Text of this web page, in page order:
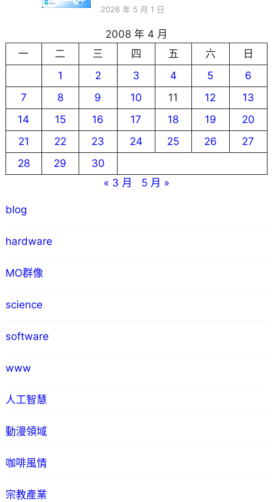
2026 年 5 月 1 日
2008 年 4 月
一
二 三 四 五 六
日
1
2 3 4 5
6
7
8 9 10 11 12
13
14
15 16 17 18 19
20
21
22 23 24 25 26
27
28
29
30
« 3 月
5 月 »
blog
hardware
MO群像
science
software
www
人工智慧
動漫領域
咖啡風情
宗教產業